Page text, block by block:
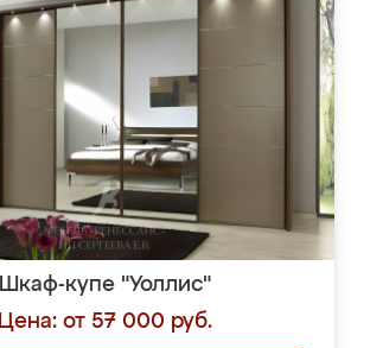
Шкаф-купе "Уоллис"
Цена: от 57 000 руб.